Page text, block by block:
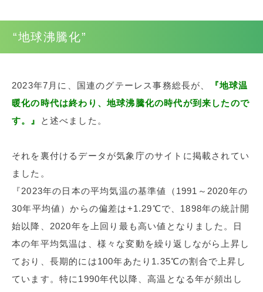
“地球沸騰化”
2023年7月に、国連のグテーレス事務総長が、
『地球温
暖化の時代は終わり、地球沸騰化の時代が到来したので
す。』
と述べました。
それを裏付けるデータが気象庁のサイトに掲載されてい
ました。
『2023年の日本の平均気温の基準値（1991～2020年の
30年平均値）からの偏差は+1.29℃で、1898年の統計開
始以降、2020年を上回り最も高い値となりました。日
本の年平均気温は、様々な変動を繰り返しながら上昇し
ており、長期的には100年あたり1.35℃の割合で上昇し
ています。特に1990年代以降、高温となる年が頻出し